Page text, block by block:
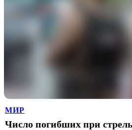
МИР
Число погибших при